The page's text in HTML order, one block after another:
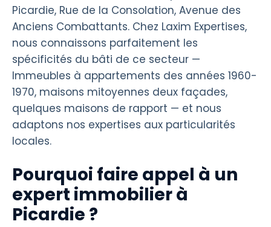
Picardie, Rue de la Consolation, Avenue des
Anciens Combattants. Chez Laxim Expertises,
nous connaissons parfaitement les
spécificités du bâti de ce secteur —
Immeubles à appartements des années 1960-
1970, maisons mitoyennes deux façades,
quelques maisons de rapport — et nous
adaptons nos expertises aux particularités
locales.
Pourquoi faire appel à un
expert immobilier à
Picardie ?